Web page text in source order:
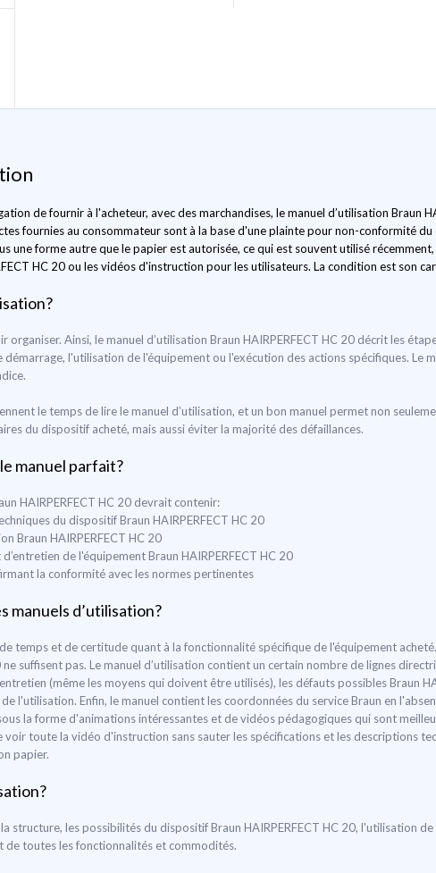
de fournir à l'acheteur, avec des marchandises, le manuel d’utilisation Braun
fournies au consommateur sont à la base d'une plainte pour non-conformité
une forme autre que le papier est autorisée, ce qui est souvent utilisé
HC 20 ou les vidéos d'instruction pour les utilisateurs. La condition est son
Ainsi, le manuel d’utilisation Braun HAIRPERFECT HC 20 décrit les
démarrage, l'utilisation de l'équipement ou l'exécution des actions spécifiques. Le
le temps de lire le manuel d’utilisation, et un bon manuel permet non
du dispositif acheté, mais aussi éviter la majorité des défaillances.
manuel parfait?
HAIRPERFECT HC 20 devrait contenir:
du dispositif Braun HAIRPERFECT HC 20
Braun HAIRPERFECT HC 20
de l'équipement Braun HAIRPERFECT HC 20
la conformité avec les normes pertinentes
manuels d’utilisation?
temps et de certitude quant à la fonctionnalité spécifique de l'équipement
ne suffisent pas. Le manuel d’utilisation contient un certain nombre de lignes
(même les moyens qui doivent être utilisés), les défauts possibles Braun
l'utilisation. Enfin, le manuel contient les coordonnées du service Braun en
la forme d'animations intéressantes et de vidéos pédagogiques qui sont
toute la vidéo d'instruction sans sauter les spécifications et les descriptions
papier.
structure, les possibilités du dispositif Braun HAIRPERFECT HC 20, l'utilisation
toutes les fonctionnalités et commodités.